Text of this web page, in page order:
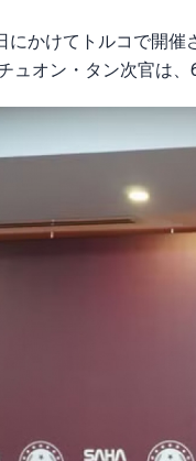
にかけてトルコで開
ュオン・タン次官は